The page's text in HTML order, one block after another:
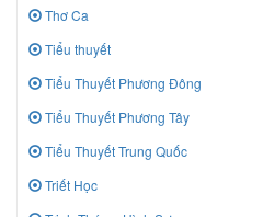
Thơ Ca
Tiểu thuyết
Tiểu Thuyết Phương Đông
Tiểu Thuyết Phương Tây
Tiểu Thuyết Trung Quốc
Triết Học